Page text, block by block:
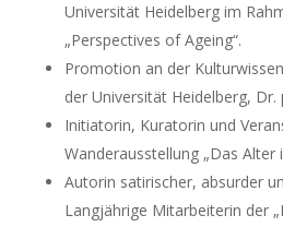
Universität Heidelberg im
„Perspectives of Ageing“.
Promotion an der
der Universität Heidelberg, Dr.
Initiatorin, Kuratorin und
Wanderausstellung „Das Alter
Autorin satirischer, absurder
Langjährige Mitarbeiterin der